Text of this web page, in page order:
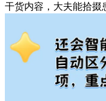
干货内容，大夫能拾掇